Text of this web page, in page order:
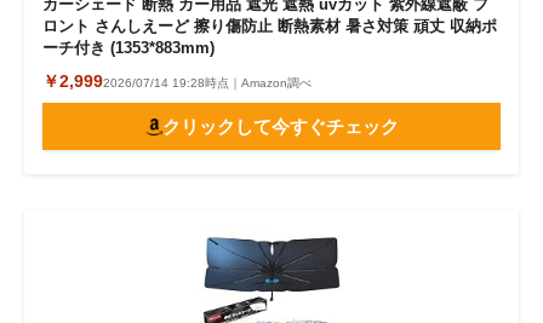
カーシェード 断熱 カー用品 遮光 遮熱 uvカット 紫外線遮蔽 フ
ロント さんしえーど 擦り傷防止 断熱素材 暑さ対策 頑丈 収納ポ
ーチ付き (1353*883mm)
￥2,9992026/07/14 19:28時点｜Amazon調べ
クリックして今すぐチェック